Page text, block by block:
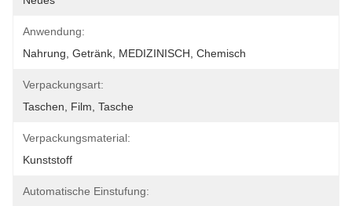
Anwendung:
Nahrung, Getränk, MEDIZINISCH, Chemisch
Verpackungsart:
Taschen, Film, Tasche
Verpackungsmaterial:
Kunststoff
Automatische Einstufung: